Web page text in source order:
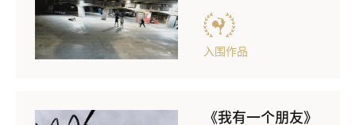
入围作品
《我有一个朋友》